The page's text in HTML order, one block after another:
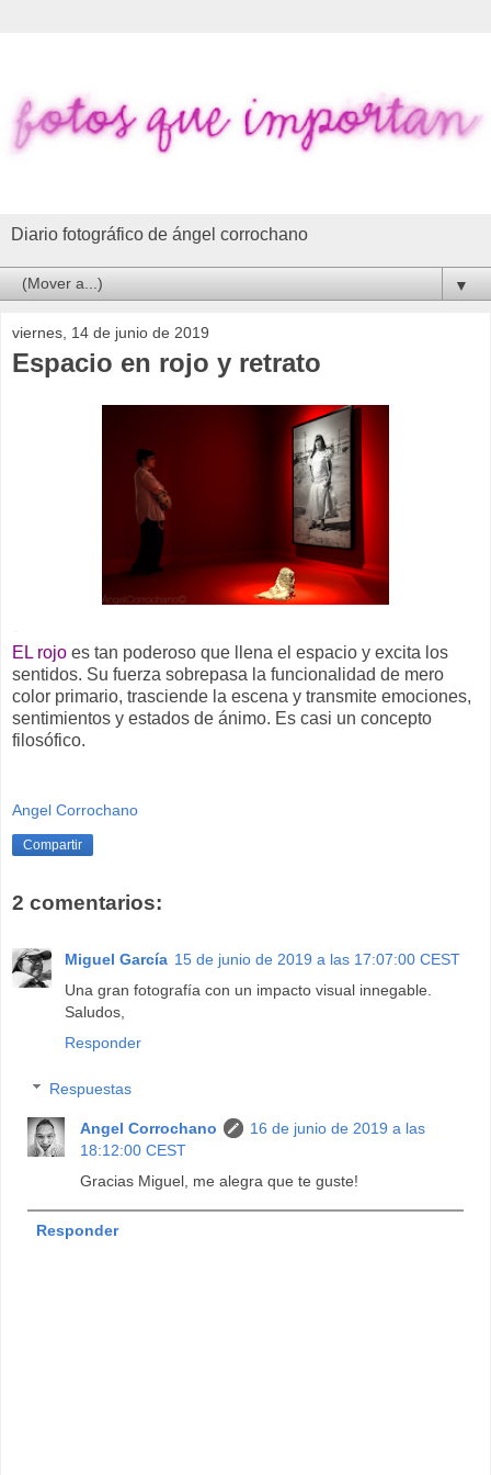
Diario fotográfico de ángel corrochano
▼
viernes, 14 de junio de 2019
Espacio en rojo y retrato
EL rojo es tan poderoso que llena el espacio y excita los
sentidos. Su fuerza sobrepasa la funcionalidad de mero
color primario, trasciende la escena y transmite emociones,
sentimientos y estados de ánimo. Es casi un concepto
filosófico.
Angel Corrochano
Compartir
2 comentarios:
Miguel García 15 de junio de 2019 a las 17:07:00 CEST
Una gran fotografía con un impacto visual innegable.
Saludos,
Responder
Respuestas
Angel Corrochano
16 de junio de 2019 a las
18:12:00 CEST
Gracias Miguel, me alegra que te guste!
Responder